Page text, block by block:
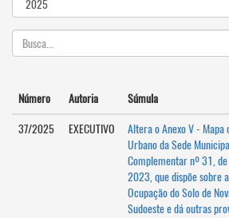
Número Autoria
Súmula
37/2025
EXECUTIVO
Altera o Anexo V - Mapa
Urbano da Sede
Complementar nº 31,
2023, que dispõe sobre
Ocupação do Solo de
Sudoeste e dá outras